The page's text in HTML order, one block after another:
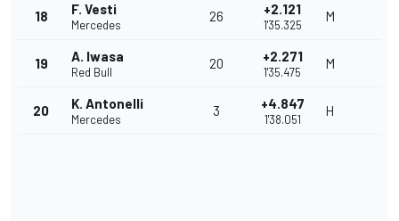
18 F. Vesti
Mercedes
26 +2.121
1'35.325
M
19 A. Iwasa
Red Bull
20 +2.271
1'35.475
M
20 K. Antonelli
Mercedes
3 +4.847
1'38.051
H